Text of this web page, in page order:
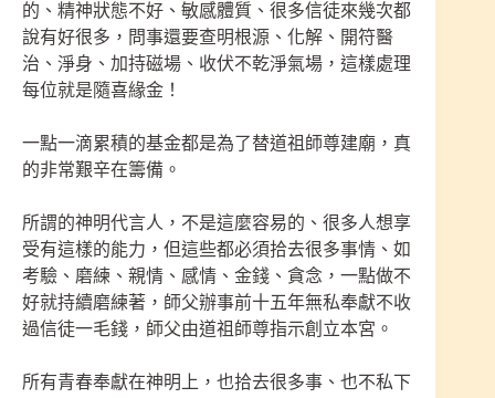
的、精神狀態不好、敏感體質、很多信徒來幾次都
說有好很多，問事還要查明根源、化解、開符醫
治、淨身、加持磁場、收伏不乾淨氣場，這樣處理
每位就是隨喜緣金！
一點一滴累積的基金都是為了替道祖師尊建廟，真
的非常艱辛在籌備。
所謂的神明代言人，不是這麼容易的、很多人想享
受有這樣的能力，但這些都必須拾去很多事情、如
考驗、磨練、親情、感情、金錢、貪念，一點做不
好就持續磨練著，師父辦事前十五年無私奉獻不收
過信徒一毛錢，師父由道祖師尊指示創立本宮。
所有青春奉獻在神明上，也拾去很多事、也不私下